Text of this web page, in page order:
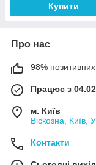
Купити
Про нас
98% позитивних
Працює з
м. Київ
Віскозна, Київ,
Контакти